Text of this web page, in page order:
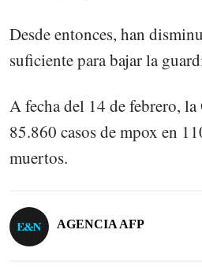
Desde entonces, han
suficiente para bajar la
A fecha del 14 de febrero,
85.860 casos de mpox en
muertos.
AGENCIA AFP